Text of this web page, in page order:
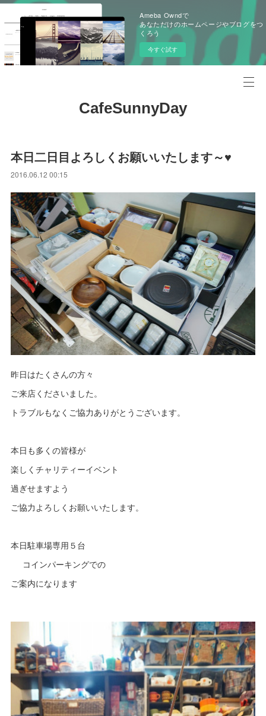
Ameba Owndで
あなただけのホームページやブログをつ
くろう
今すぐ試す
CafeSunnyDay
本日二日目よろしくお願いいたします～♥
2016.06.12 00:15
昨日はたくさんの方々
ご来店くださいました。
トラブルもなくご協力ありがとうございます。
本日も多くの皆様が
楽しくチャリティーイベント
過ぎせますよう
ご協力よろしくお願いいたします。
本日駐車場専用５台
コインパーキングでの
ご案内になります